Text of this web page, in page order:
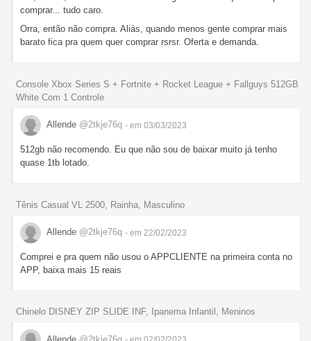
comprar... tudo caro.
Orra, então não compra. Aliás, quando menos gente comprar mais
barato fica pra quem quer comprar rsrsr. Oferta e demanda.
Console Xbox Series S + Fortnite + Rocket League + Fallguys 512GB
White Com 1 Controle
Allende @2tkje76q - em 03/03/2023
512gb não recomendo. Eu que não sou de baixar muito já tenho
quase 1tb lotado.
Tênis Casual VL 2500, Rainha, Masculino
Allende @2tkje76q - em 22/02/2023
Comprei e pra quem não usou o APPCLIENTE na primeira conta no
APP, baixa mais 15 reais
Chinelo DISNEY ZIP SLIDE INF, Ipanema Infantil, Meninos